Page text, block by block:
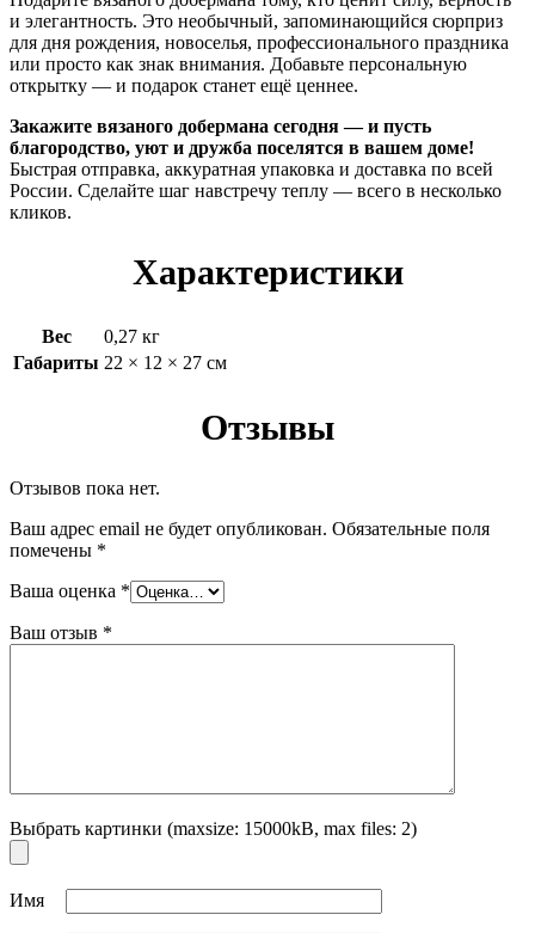
и элегантность. Это необычный, запоминающийся сюрприз
для дня рождения, новоселья, профессионального праздника
или просто как знак внимания. Добавьте персональную
открытку — и подарок станет ещё ценнее.
Закажите вязаного добермана сегодня — и пусть
благородство, уют и дружба поселятся в вашем доме!
Быстрая отправка, аккуратная упаковка и доставка по всей
России. Сделайте шаг навстречу теплу — всего в несколько
кликов.
Характеристики
Вес
0,27 кг
Габариты 22 × 12 × 27 см
Отзывы
Отзывов пока нет.
Ваш адрес email не будет опубликован. Обязательные поля
помечены *
Ваша оценка *
Ваш отзыв *
Выбрать картинки (maxsize: 15000kB, max files: 2)
Имя